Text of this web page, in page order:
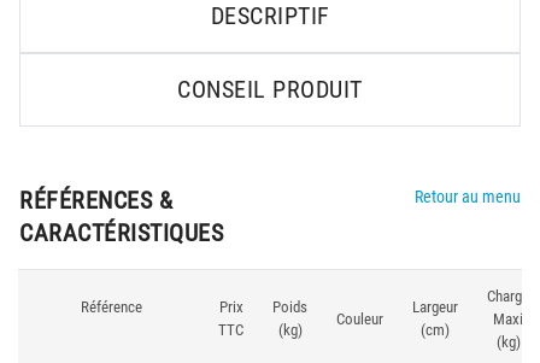
DESCRIPTIF
CONSEIL PRODUIT
RÉFÉRENCES &
CARACTÉRISTIQUES
Retour au menu
Référence
Prix
TTC
Poids
(kg)
Couleur
Largeur
(cm)
Charge
Maxi
(kg)